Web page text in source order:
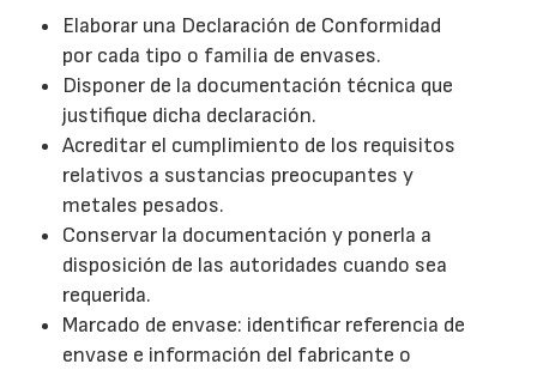
Elaborar una Declaración de Conformidad
por cada tipo o familia de envases.
Disponer de la documentación técnica que
justifique dicha declaración.
Acreditar el cumplimiento de los requisitos
relativos a sustancias preocupantes y
metales pesados.
Conservar la documentación y ponerla a
disposición de las autoridades cuando sea
requerida.
Marcado de envase: identificar referencia de
envase e información del fabricante o